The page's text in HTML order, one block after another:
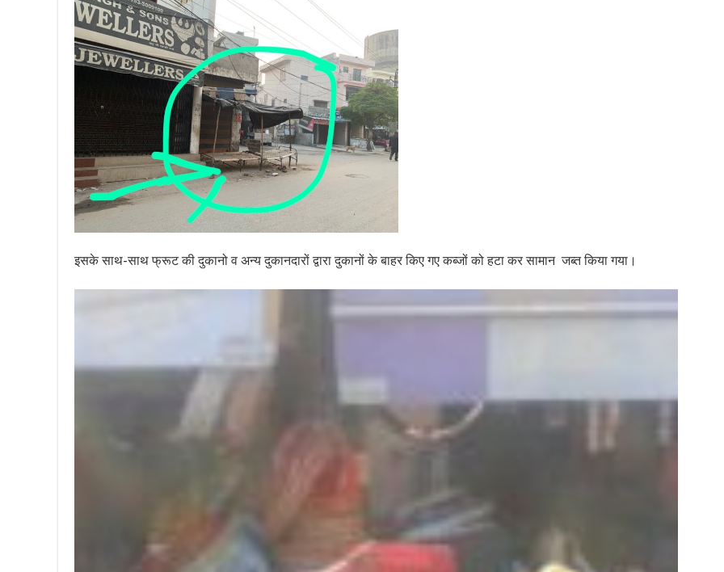
इसके साथ-साथ फ्रूट की दुकानो व अन्य दुकानदारों द्वारा दुकानों के बाहर किए गए कब्जों को हटा कर सामान जब्त किया गया।